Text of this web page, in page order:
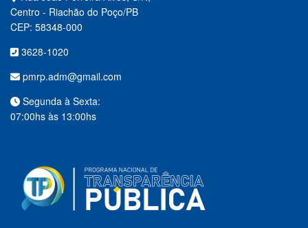
Centro - Riachão do Poço/PB
CEP: 58348-000
3628-1020
pmrp.adm@gmail.com
Segunda à Sexta:
07:00hs às 13:00hs